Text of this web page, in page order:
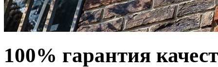
100% гарантия